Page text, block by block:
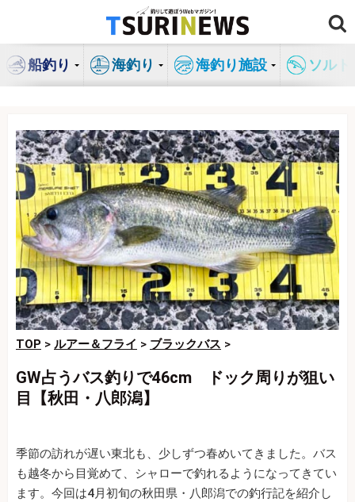
ン
船釣り 海釣り 海釣り施設 ソル
TOP > ルアー＆フライ > ブラックバス >
GW占うバス釣りで46cm ドック周りが狙い
目【秋田・八郎潟】
季節の訪れが遅い東北も、少しずつ春めいてきました。バス
も越冬から目覚めて、シャローで釣れるようになってきてい
ます。今回は4月初旬の秋田県・八郎潟での釣行記を紹介し